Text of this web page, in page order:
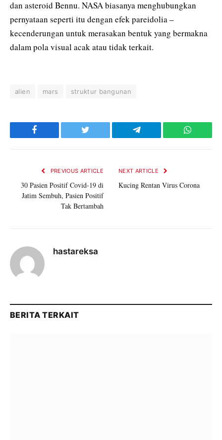
dan asteroid Bennu. NASA biasanya menghubungkan
pernyataan seperti itu dengan efek pareidolia –
kecenderungan untuk merasakan bentuk yang bermakna
dalam pola visual acak atau tidak terkait.
alien mars struktur bangunan
Facebook Twitter Telegram
PREVIOUS ARTICLE
30 Pasien Positif Covid-19 di
Jatim Sembuh, Pasien Positif
Tak Bertambah
NEXT ARTICLE
Kucing Rentan Virus Corona
hastareksa
BERITA TERKAIT